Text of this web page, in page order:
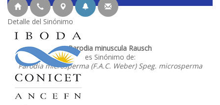
Detalle del Sinónimo
Parodia minuscula Rausch
es Sinónimo de:
Parodia microsperma (F.A.C. Weber) Speg. microsperma